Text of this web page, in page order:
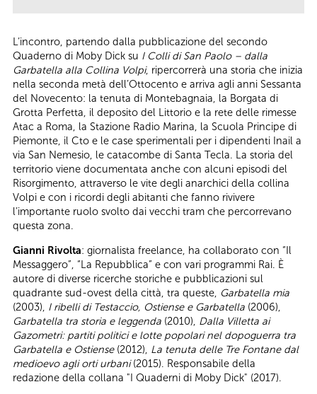
L’incontro, partendo dalla pubblicazione del secondo
Quaderno di Moby Dick su I Colli di San Paolo – dalla
Garbatella alla Collina Volpi, ripercorrerà una storia che inizia
nella seconda metà dell’Ottocento e arriva agli anni Sessanta
del Novecento: la tenuta di Montebagnaia, la Borgata di
Grotta Perfetta, il deposito del Littorio e la rete delle rimesse
Atac a Roma, la Stazione Radio Marina, la Scuola Principe di
Piemonte, il Cto e le case sperimentali per i dipendenti Inail a
via San Nemesio, le catacombe di Santa Tecla. La storia del
territorio viene documentata anche con alcuni episodi del
Risorgimento, attraverso le vite degli anarchici della collina
Volpi e con i ricordi degli abitanti che fanno rivivere
l’importante ruolo svolto dai vecchi tram che percorrevano
questa zona.
Gianni Rivolta: giornalista freelance, ha collaborato con “Il
Messaggero”, “La Repubblica” e con vari programmi Rai. È
autore di diverse ricerche storiche e pubblicazioni sul
quadrante sud-ovest della città, tra queste, Garbatella mia
(2003), I ribelli di Testaccio, Ostiense e Garbatella (2006),
Garbatella tra storia e leggenda (2010), Dalla Villetta ai
Gazometri: partiti politici e lotte popolari nel dopoguerra tra
Garbatella e Ostiense(2012), La tenuta delle Tre Fontane dal
medioevo agli orti urbani(2015). Responsabile della
redazione della collana "I Quaderni di Moby Dick" (2017).